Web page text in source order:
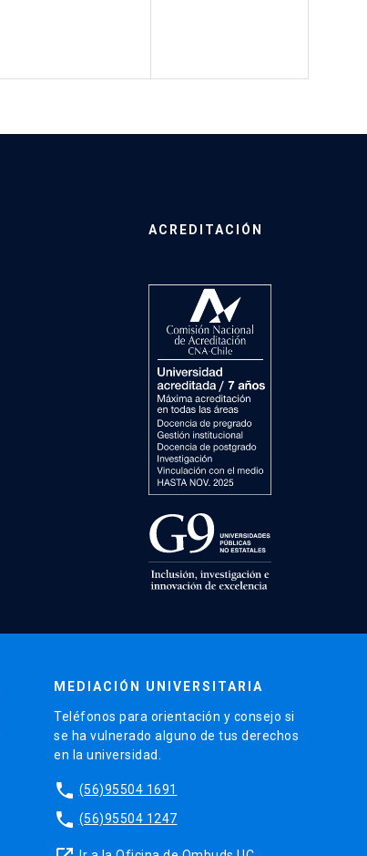
ACREDITACIÓN
MEDIACIÓN UNIVERSITARIA
Teléfonos para orientación y consejo si
se ha vulnerado alguno de tus derechos
en la universidad.
phone (56)95504 1691
phone (56)95504 1247